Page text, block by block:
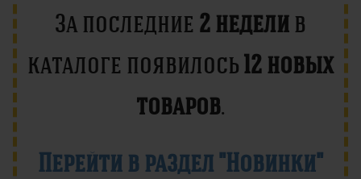
За последние 2 недели в
каталоге появилось 12 новых
товаров.
Перейти в раздел "Новинки"